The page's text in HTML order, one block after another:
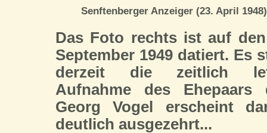
Senftenberger Anzeiger (23. April 1948)
Das Foto rechts ist auf
September 1949 datiert. Es
derzeit die zeitlich
Aufnahme des Ehepaars
Georg Vogel erscheint
deutlich ausgezehrt...